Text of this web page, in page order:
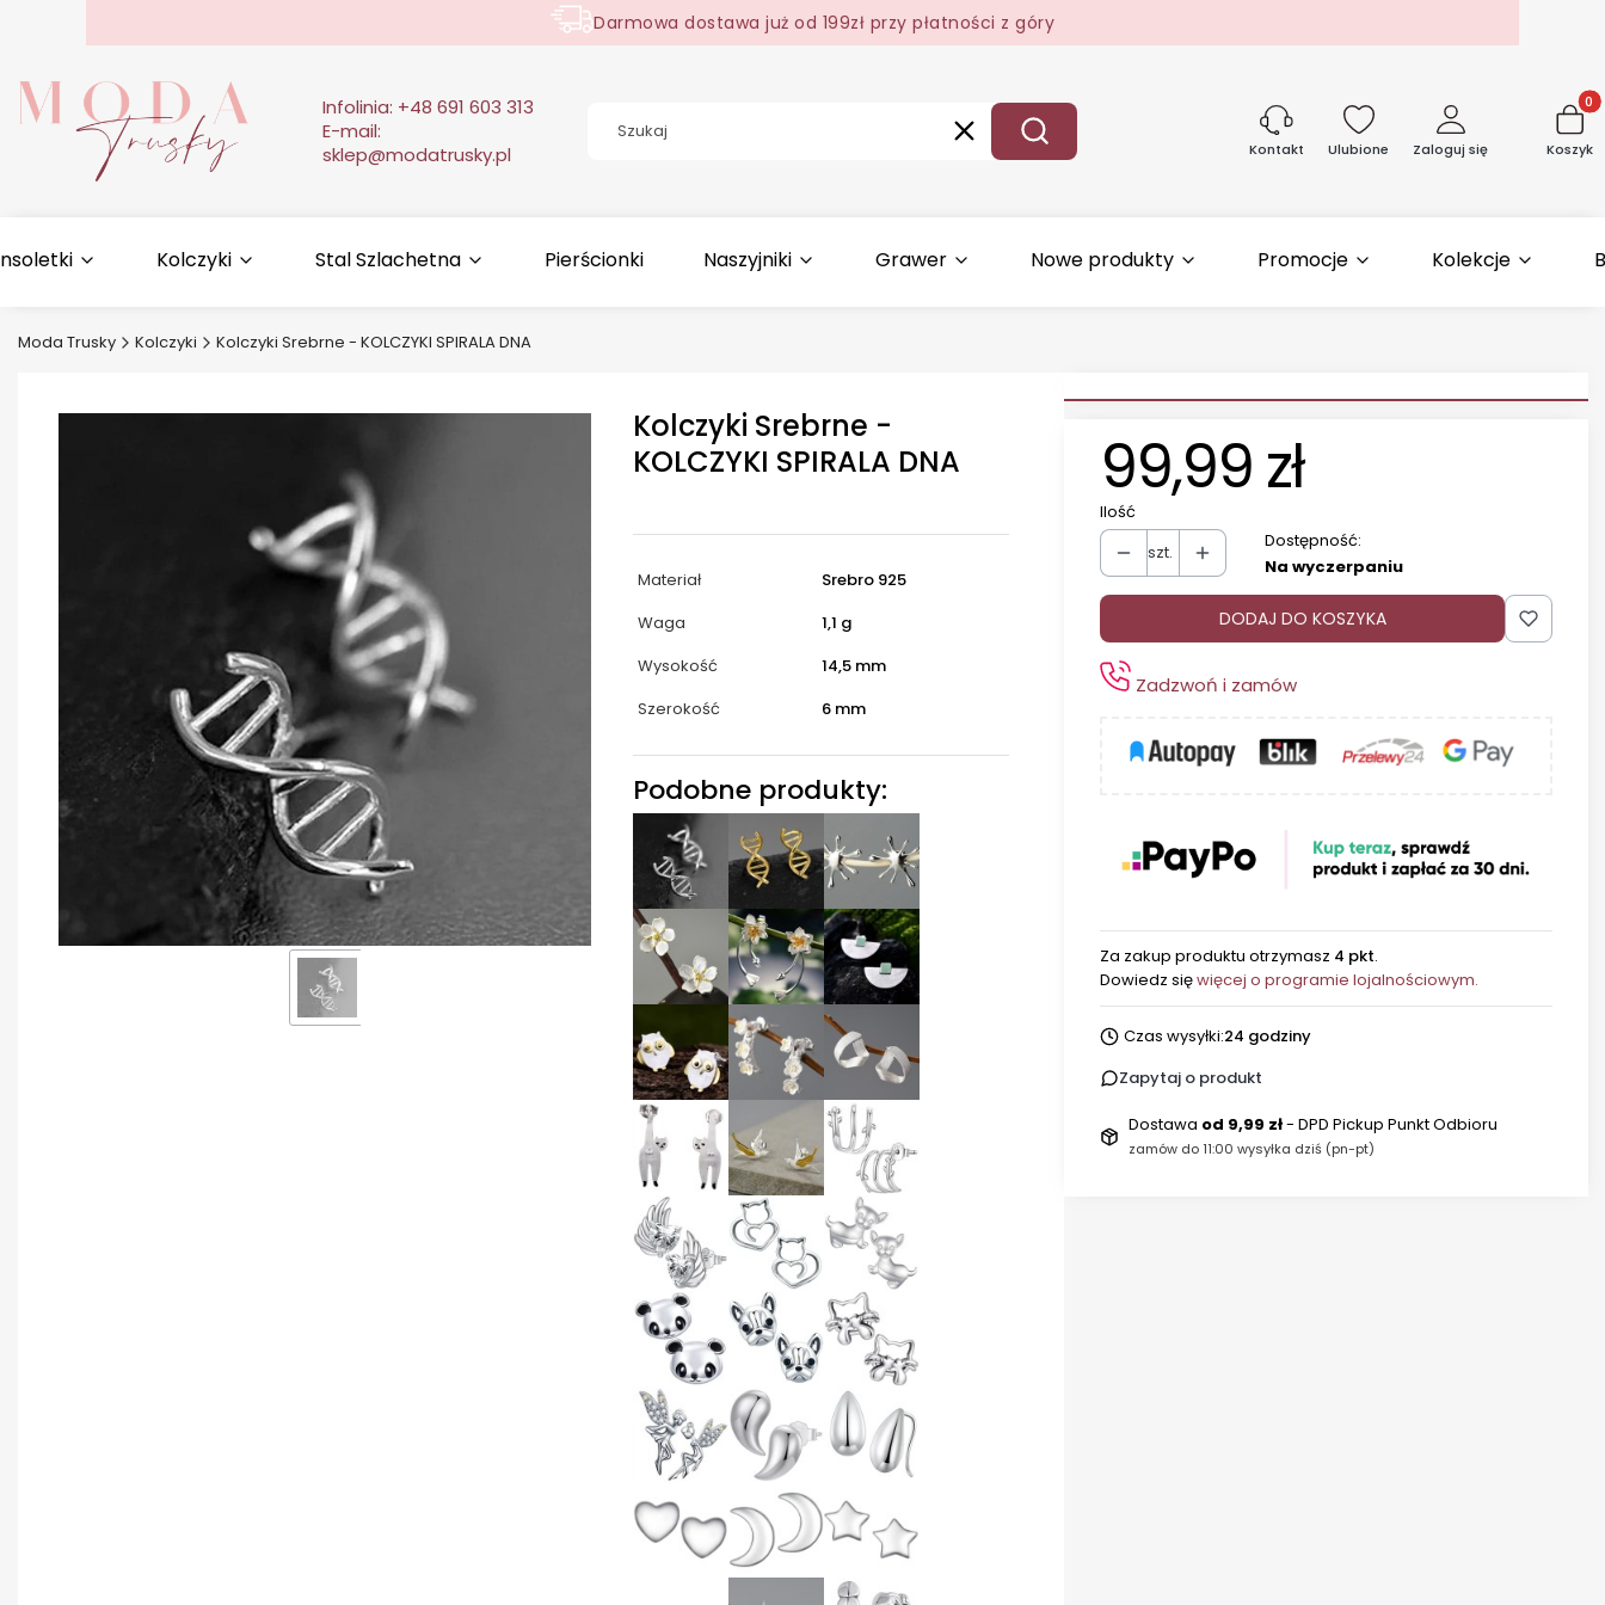
Darmowa dostawa już od 199zł przy płatności z góry
Infolinia: +48 691 603 313
E-mail:
sklep@modatrusky.pl
WyczyśćSzukaj Kontakt Ulubione Zaloguj się Koszyk
Kolczyki Stal Szlachetna Pierścionki Naszyjniki Grawer Nowe produkty Promocje Kolekcje
Moda Trusky Kolczyki Kolczyki Srebrne - KOLCZYKI SPIRALA DNA
Kolczyki Srebrne -
KOLCZYKI SPIRALA DNA
Materiał
Srebro 925
Waga
1,1 g
Wysokość
14,5 mm
Szerokość
6 mm
Podobne produkty:
99,99 zł
Ilość
szt.
Dostępność:
Na wyczerpaniu
DODAJ DO KOSZYKA
Zadzwoń i zamów
Za zakup produktu otrzymasz 4 pkt.
Dowiedz sięwięcej o programie lojalnościowym.
Czas wysyłki:24 godziny
Zapytaj o produkt
Dostawa od 9,99 zł- DPD Pickup Punkt Odbioru
zamów do 11:00 wysyłka dziś (pn-pt)